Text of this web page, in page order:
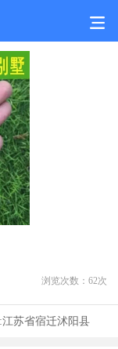
浏览次数： 62次
江苏省宿迁沭阳县